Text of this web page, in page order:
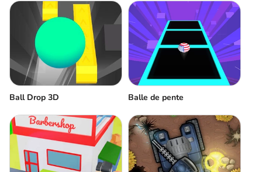
Ball Drop 3D Balle de pente